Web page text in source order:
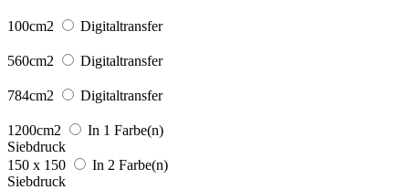
100cm2 Digitaltransfer
560cm2 Digitaltransfer
784cm2 Digitaltransfer
1200cm2
In 1 Farbe(n)
Siebdruck
150 x 150
In 2 Farbe(n)
Siebdruck